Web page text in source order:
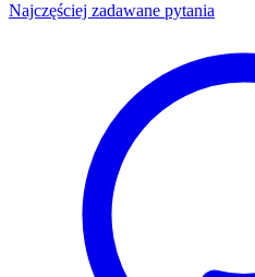
Najczęściej zadawane pytania